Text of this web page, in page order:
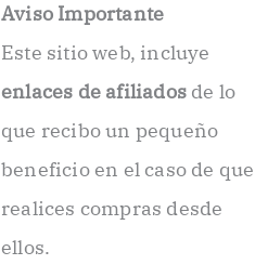
c
t
r
ó
i
o
.
Aviso Importante
Este sitio web, incluye
enlaces de afiliados de lo
que recibo un pequeño
beneficio en el caso de que
realices compras desde
ellos.